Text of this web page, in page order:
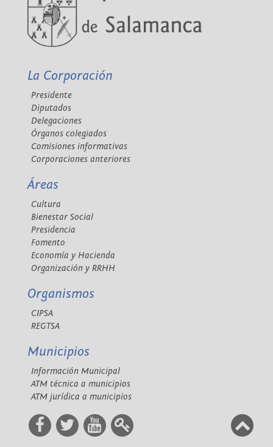
La Corporación
Presidente
Diputados
Delegaciones
Órganos colegiados
Comisiones informativas
Corporaciones anteriores
Áreas
Cultura
Bienestar Social
Presidencia
Fomento
Economía y Hacienda
Organización y RRHH
Organismos
CIPSA
REGTSA
Municipios
Información Municipal
ATM técnica a municipios
ATM jurídica a municipios